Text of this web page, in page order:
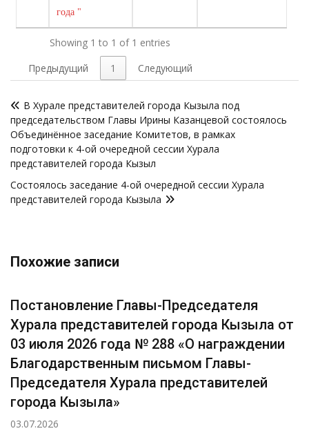
года "
Showing 1 to 1 of 1 entries
Предыдущий
1 Следующий
по
записям
В Хурале представителей города Кызыла под
председательством Главы Ирины Казанцевой состоялось
Объединённое заседание Комитетов, в рамках
подготовки к 4-ой очередной сессии Хурала
представителей города Кызыл
Состоялось заседание 4-ой очередной сессии Хурала
представителей города Кызыла
Похожие записи
Постановление Главы-Председателя
Хурала представителей города Кызыла от
03 июля 2026 года № 288 «О награждении
Благодарственным письмом Главы-
Председателя Хурала представителей
города Кызыла»
03.07.2026